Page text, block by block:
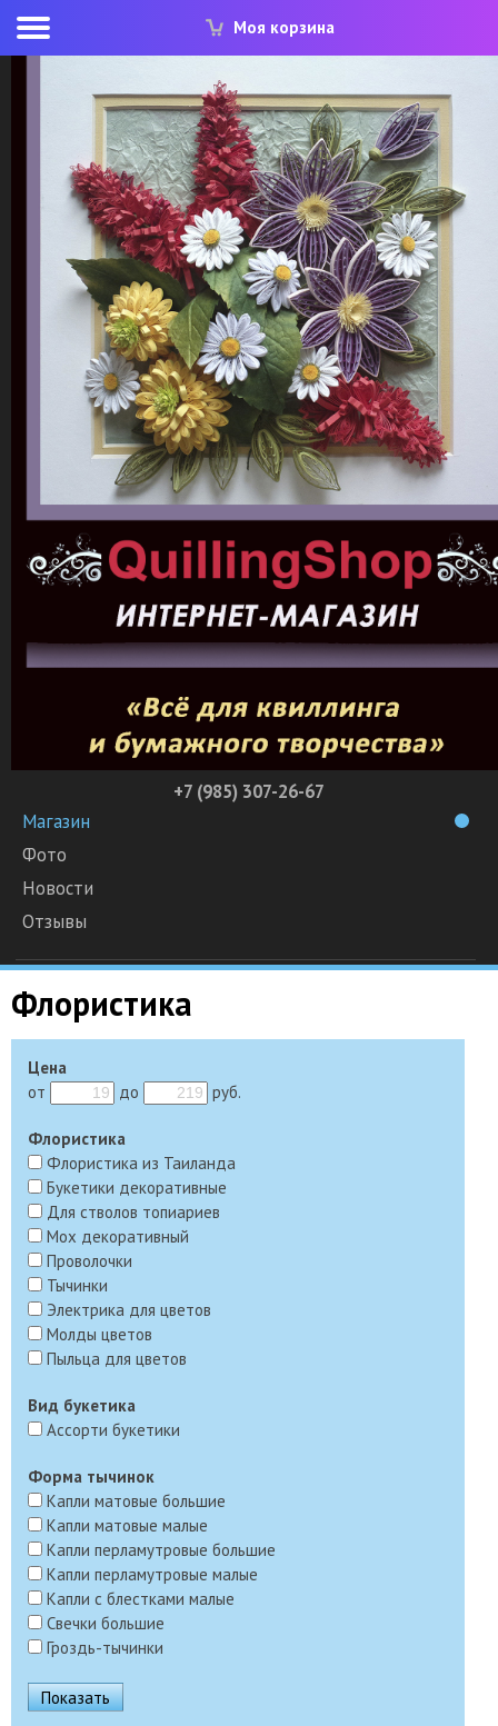
Моя корзина
+7 (985) 307-26-67
Магазин
Фото
Новости
Отзывы
Флористика
Цена
от
до руб.
Флористика
Флористика из Таиланда
Букетики декоративные
Для стволов топиариев
Мох декоративный
Проволочки
Тычинки
Электрика для цветов
Молды цветов
Пыльца для цветов
Вид букетика
Ассорти букетики
Форма тычинок
Капли матовые большие
Капли матовые малые
Капли перламутровые большие
Капли перламутровые малые
Капли с блестками малые
Свечки большие
Гроздь-тычинки